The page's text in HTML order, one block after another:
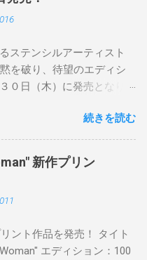
ステンシルアーティスト
を破り、待望のエディシ
０日（木）に発売となり
イルは今作でも健在。(
ちらから ) 発売日：6月30
：SWEET KISS カラー：
PINK/YELLOW エディショ
800mm × 550mm 価格：
入は、 こちら から
続きを読む
新作プリン
ント作品を発売！ タイト
エディション：100